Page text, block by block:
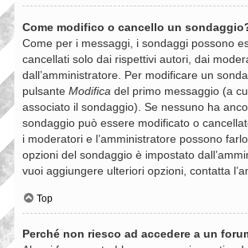
Come modifico o cancello un
Come per i messaggi, i sondaggi possono
cancellati solo dai rispettivi autori, dai
dall’amministratore. Per modificare un
pulsante Modifica del primo messaggio (a
associato il sondaggio). Se nessuno ha
sondaggio può essere modificato o
i moderatori e l’amministratore possono
opzioni del sondaggio è impostato
vuoi aggiungere ulteriori opzioni, contatta
Top
Perché non riesco ad accedere a un